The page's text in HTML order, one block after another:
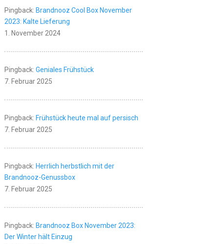
Pingback: Brandnooz Cool Box November
2023: Kalte Lieferung
1. November 2024
Pingback: Geniales Frühstück
7. Februar 2025
Pingback: Frühstück heute mal auf persisch
7. Februar 2025
Pingback: Herrlich herbstlich mit der
Brandnooz-Genussbox
7. Februar 2025
Pingback: Brandnooz Box November 2023:
Der Winter hält Einzug